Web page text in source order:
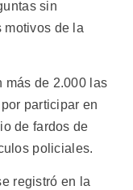
sin
motivos de la
más de 2.000 las
participar en
de fardos de
policiales.
registró en la